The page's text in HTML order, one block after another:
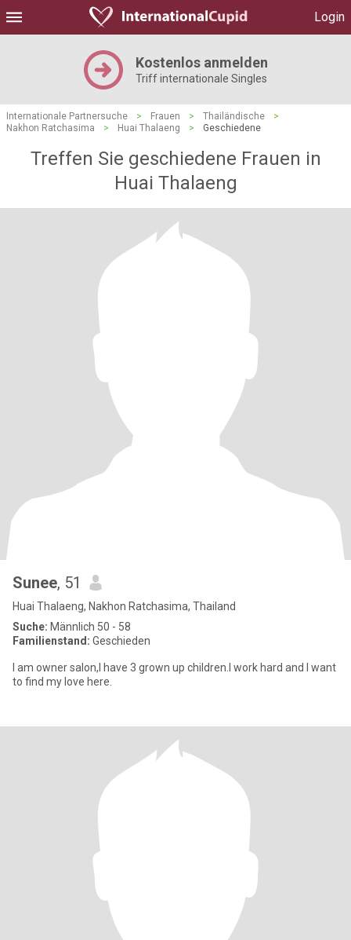
Login
Kostenlos anmelden
Triff internationale Singles
Internationale Partnersuche > Frauen > Thailändische
>
Nakhon Ratchasima
> Huai Thalaeng > Geschiedene
Treffen Sie geschiedene Frauen in
Huai Thalaeng
Sunee, 51
Huai Thalaeng, Nakhon Ratchasima, Thailand
Suche: Männlich 50 - 58
Familienstand: Geschieden
I am owner salon,I have 3 grown up children.I work hard and I want
to find my love here.